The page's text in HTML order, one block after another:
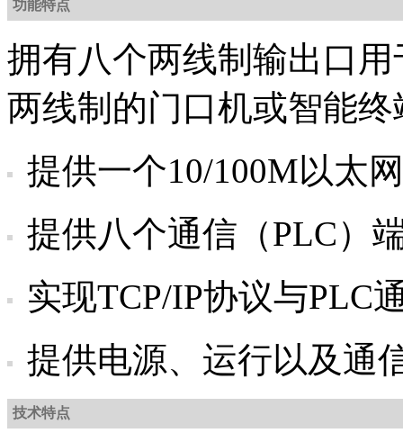
功能特点
拥有八个两线制输出口
两线制的门口机或智能终
提供一个10/100M以太
提供八个通信（PLC）
实现TCP/IP协议与PLC
提供电源、运行以及通
技术特点